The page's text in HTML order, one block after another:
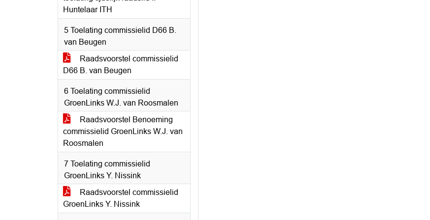
Huntelaar ITH
5 Toelating commissielid D66 B.
van Beugen
Raadsvoorstel commissielid
D66 B. van Beugen
6 Toelating commissielid
GroenLinks W.J. van Roosmalen
Raadsvoorstel Benoeming
commissielid GroenLinks W.J. van
Roosmalen
7 Toelating commissielid
GroenLinks Y. Nissink
Raadsvoorstel commissielid
GroenLinks Y. Nissink